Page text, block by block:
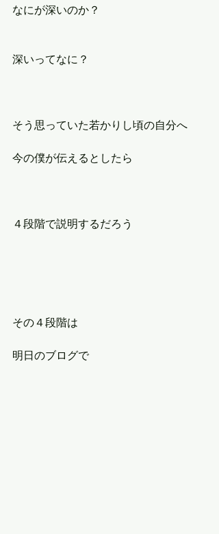
なにが深いのか？
深いってなに？
そう思っていた若かりし頃の自分へ
今の僕が伝えるとしたら
４段階で説明するだろう
その４段階は
明日のブログで